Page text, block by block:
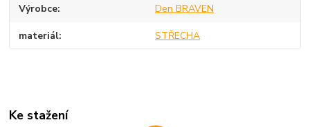
Výrobce Den BRAVEN
materiál STŘECHA
Ke stažení